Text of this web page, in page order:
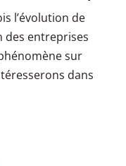
l’évolution de
des entreprises
sur
dans